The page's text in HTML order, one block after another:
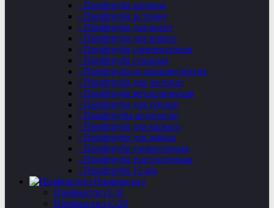
- Профтруба арочная
- Профтруба за тонну
- Профтруба для ворот
- Профтруба для навеса
- Профтруба горячекатаная
- Профтруба стальная
- Профтруба от производителя
- Профтруба для лестниц
- Профтруба металлическая
- Профтруба для теплиц
- Профтрубы недорогие
- Профтруба для каркаса
- Профтруба для забора
- Профтруба тонкостенная
- Профтруба толстостенная
- Профтруба 15 мм
Профнастил
Профнастил C-8
Профнастил С-20